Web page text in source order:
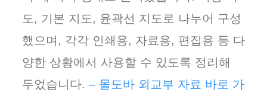
도, 기본 지도, 윤곽선 지도로 나누어 구성
했으며, 각각 인쇄용, 자료용, 편집용 등 다
양한 상황에서 사용할 수 있도록 정리해
두었습니다. – 몰도바 외교부 자료 바로 가